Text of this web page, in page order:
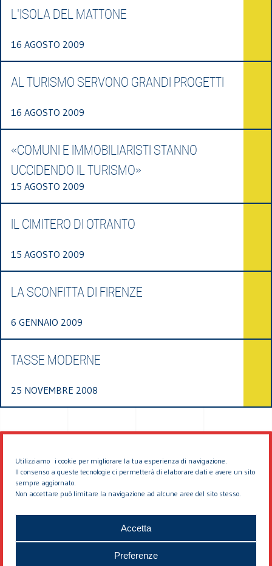
Utilizziamo i cookie per migliorare la tua esperienza di navigazione.
Il consenso a queste tecnologie ci permetterà di elaborare dati e avere un sito
sempre aggiornato.
Non accettare può limitare la navigazione ad alcune aree del sito stesso.
Accetta
Preferenze
L'ISOLA DEL MATTONE
16 AGOSTO 2009
AL TURISMO SERVONO GRANDI PROGETTI
16 AGOSTO 2009
«COMUNI E IMMOBILIARISTI STANNO
UCCIDENDO IL TURISMO»
15 AGOSTO 2009
IL CIMITERO DI OTRANTO
15 AGOSTO 2009
LA SCONFITTA DI FIRENZE
6 GENNAIO 2009
TASSE MODERNE
25 NOVEMBRE 2008
© 2026 EDDYBURG